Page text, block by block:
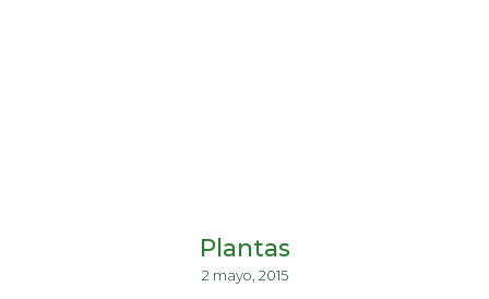
Plantas
2 mayo, 2015